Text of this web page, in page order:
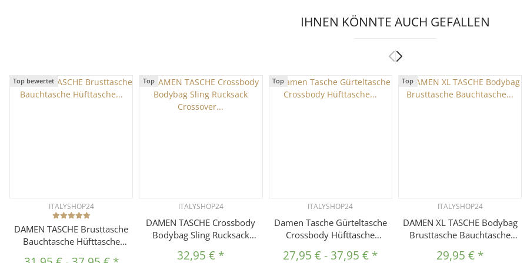
IHNEN KÖNNTE AUCH GEFALLEN
Top bewertet
ITALYSHOP24
DAMEN TASCHE Brusttasche
Bauchtasche Hüfttasche
Top
ITALYSHOP24
DAMEN TASCHE Crossbody
Bodybag Sling Rucksack
Schultertasche Brusttasche
32,95 € *
Top
ITALYSHOP24
Damen Tasche Gürteltasche
Crossbody Hüfttasche
Cross-Over Bodybag
27,95 €-37,95 € *
Top
ITALYSHOP24
DAMEN XL TASCHE Bodybag
Brusttasche Bauchtasche
Crossbody Umhängetasche
29,95 € *